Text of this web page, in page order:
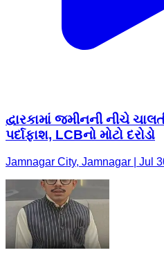
દ્વારકામાં જમીનની નીચે
પર્દાફાશ, LCBનો મોટો દરોડો
Jamnagar City, Jamnagar | Jul